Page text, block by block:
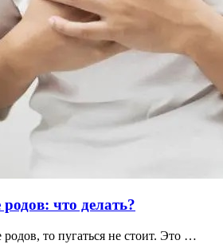
что делать?
родов, то пугаться не стоит. Это …